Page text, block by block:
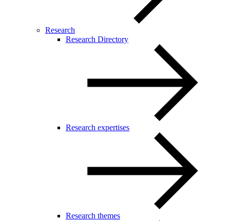
Research
Research Directory
Research expertises
Research themes